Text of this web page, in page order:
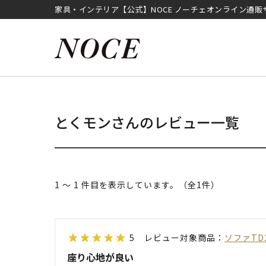
家具・インテリア【公式】NOCE ノーチェオンライン通販
とくモンさんのレビュー一覧
1 ～ 1 件目を表示しています。（全1件）
5 レビュー対象商品： ソファ
座り心地が良い